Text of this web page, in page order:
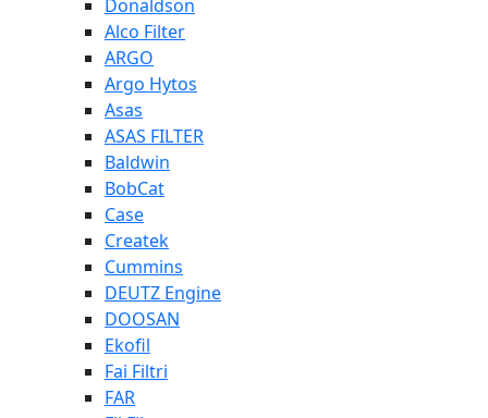
Donaldson
Alco Filter
ARGO
Argo Hytos
Asas
ASAS FILTER
Baldwin
BobCat
Case
Createk
Cummins
DEUTZ Engine
DOOSAN
Ekofil
Fai Filtri
FAR